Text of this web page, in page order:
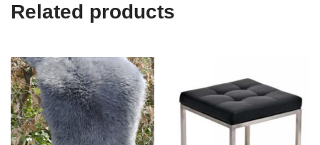
Related products